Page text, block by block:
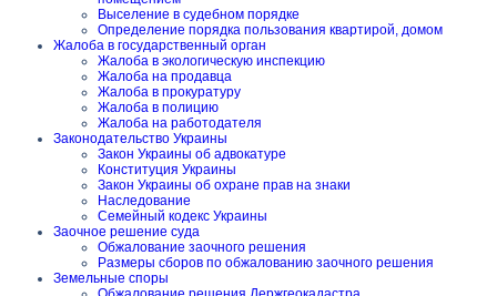
Выселение в судебном порядке
Определение порядка пользования квартирой, домом
Жалоба в государственный орган
Жалоба в экологическую инспекцию
Жалоба на продавца
Жалоба в прокуратуру
Жалоба в полицию
Жалоба на работодателя
Законодательство Украины
Закон Украины об адвокатуре
Конституция Украины
Закон Украины об охране прав на знаки
Наследование
Семейный кодекс Украины
Заочное решение суда
Обжалование заочного решения
Размеры сборов по обжалованию заочного решения
Земельные споры